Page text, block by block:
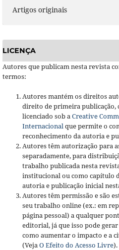
Artigos originais
LICENÇA
Autores que publicam nesta revista
termos:
Autores mantém os direitos
direito de primeira publicação,
licenciado sob aCreative
Internacionalque permite o
reconhecimento da autoria e
Autores têm autorização para
separadamente, para
trabalho publicada nesta
institucional ou como capítulo
autoria e publicação inicial
Autores têm permissão e são
seu trabalho online (ex.: em
página pessoal) a qualquer
editorial, já que isso pode
como aumentar o impacto e a
(VejaO Efeito do Acesso Livre).